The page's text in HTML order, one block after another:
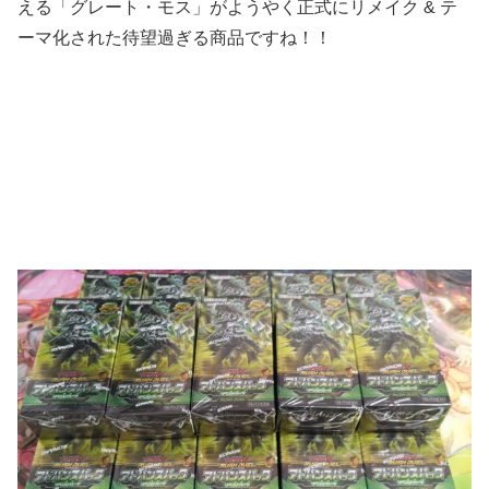
える「グレート・モス」がようやく正式にリメイク & テ
ーマ化された待望過ぎる商品ですね！！